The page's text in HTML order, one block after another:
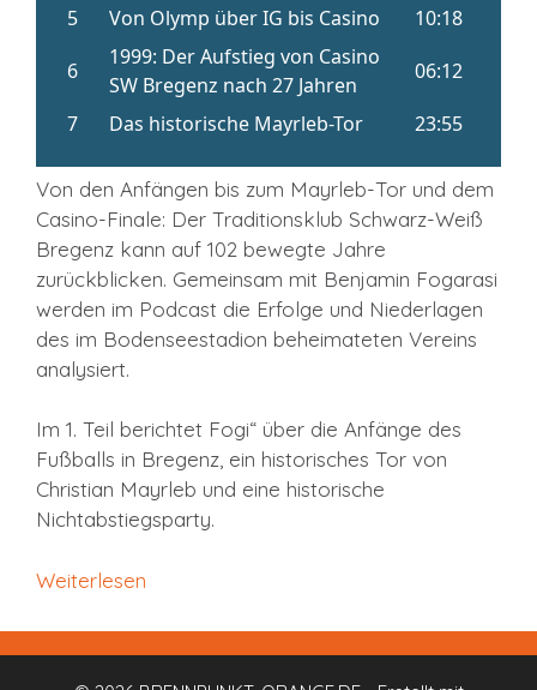
Von den Anfängen bis zum Mayrleb-Tor und dem
Casino-Finale: Der Traditionsklub Schwarz-Weiß
Bregenz kann auf 102 bewegte Jahre
zurückblicken. Gemeinsam mit Benjamin Fogarasi
werden im Podcast die Erfolge und Niederlagen
des im Bodenseestadion beheimateten Vereins
analysiert.
Im 1. Teil berichtet Fogi“ über die Anfänge des
Fußballs in Bregenz, ein historisches Tor von
Christian Mayrleb und eine historische
Nichtabstiegsparty.
Weiterlesen